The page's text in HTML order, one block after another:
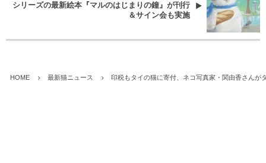
シリーズの最新絵本『マルのはじまりの鐘』が刊行
＆サイン会も実施
HOME 最新猫ニュース 印税もタイの猫に寄付、ネコ写真家・関由香さんが